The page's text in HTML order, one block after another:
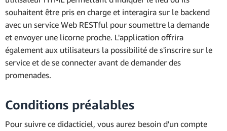
souhaitent être pris en charge et interagira sur le backend
avec un service Web RESTful pour soumettre la demande
et envoyer une licorne proche. L'application offrira
également aux utilisateurs la possibilité de s'inscrire sur le
service et de se connecter avant de demander des
promenades.
Conditions préalables
Pour suivre ce didacticiel, vous aurez besoin d'un compte